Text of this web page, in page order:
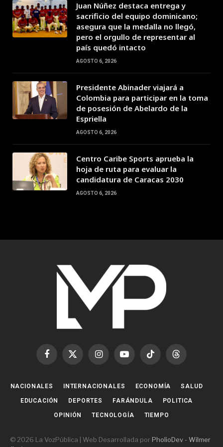
Juan Núñez destaca entrega y
sacrificio del equipo dominicano;
asegura que la medalla no llegó,
pero el orgullo de representar al
país quedó intacto
AGOSTO 6, 2026
Presidente Abinader viajará a
Colombia para participar en la toma
de posesión de Abelardo de la
Espriella
AGOSTO 6, 2026
Centro Caribe Sports aprueba la
hoja de ruta para evaluar la
candidatura de Caracas 2030
AGOSTO 6, 2026
Facebook
X
InstagramYouTubeTikTok Threads
NACIONALES INTERNACIONALES ECONOMÍA SALUD
EDUCACIÓN DEPORTES FARÁNDULA POLITICA
OPINIÓN TECNOLOGÍA TIEMPO
© 2026 La VozPública | Web Desarrollada por PholioDev - Wilmer